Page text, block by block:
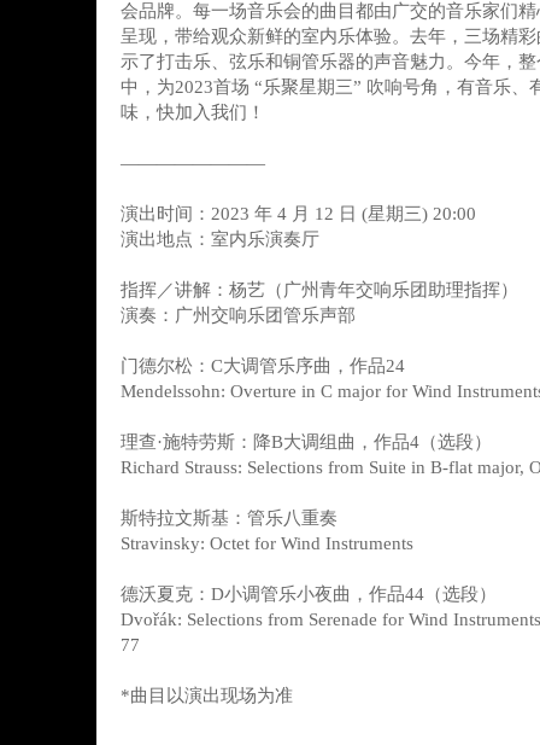
会品牌。每一场音乐会的曲目都由广交的音乐家们
呈现，带给观众新鲜的室内乐体验。去年，三场精
示了打击乐、弦乐和铜管乐器的声音魅力。今年，
中，为2023首场 “乐聚星期三” 吹响号角，有音乐、
味，快加入我们！
————————
演出时间：2023 年 4 月 12 日 (星期三) 20:00
演出地点：室内乐演奏厅
指挥／讲解：杨艺（广州青年交响乐团助理指挥）
演奏：广州交响乐团管乐声部
门德尔松：C大调管乐序曲，作品24
Mendelssohn: Overture in C major for Wind
理查·施特劳斯：降B大调组曲，作品4（选段）
Richard Strauss: Selections from Suite in B-flat major,
斯特拉文斯基：管乐八重奏
Stravinsky: Octet for Wind Instruments
德沃夏克：D小调管乐小夜曲，作品44（选段）
Dvořák: Selections from Serenade for Wind
77
*曲目以演出现场为准